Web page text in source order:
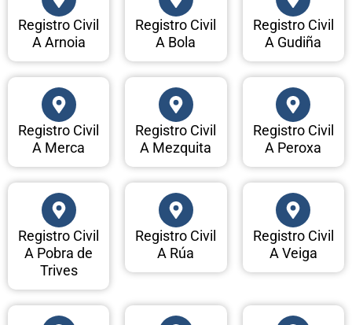
Registro Civil
A Arnoia
Registro Civil
A Bola
Registro Civil
A Gudiña
Registro Civil
A Merca
Registro Civil
A Mezquita
Registro Civil
A Peroxa
Registro Civil
A Pobra de
Trives
Registro Civil
A Rúa
Registro Civil
A Veiga